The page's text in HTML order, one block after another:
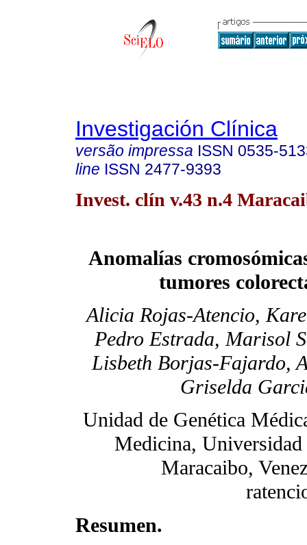
Investigación Clínica
versão impressa ISSN 0535-
line ISSN 2477-9393
Invest. clín v.43 n.4
Anomalías
tumores
Alicia Rojas-Atencio,
Pedro Estrada, Marisol
Lisbeth Borjas-Fajardo,
Griselda
Unidad de Genética
Medicina,
Maracaibo,
Resumen.